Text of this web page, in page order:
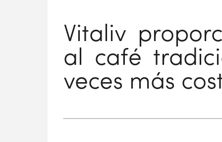
Vitaliv
al café
veces más